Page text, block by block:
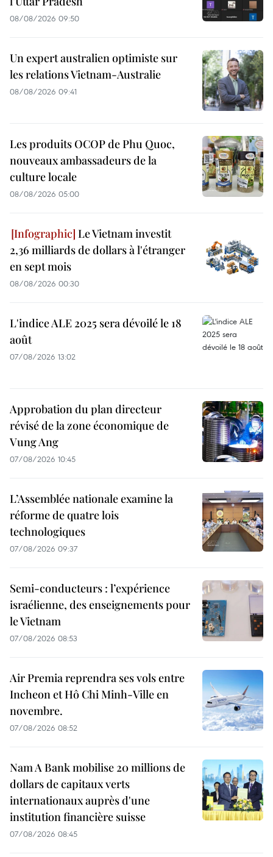
08/08/2026 09:50
Un expert australien optimiste sur
les relations Vietnam-Australie
08/08/2026 09:41
Les produits OCOP de Phu Quoc,
nouveaux ambassadeurs de la
culture locale
08/08/2026 05:00
Le Vietnam investit
2,36 milliards de dollars à l'étranger
en sept mois
08/08/2026 00:30
L'indice ALE 2025 sera dévoilé le 18
août
07/08/2026 13:02
Approbation du plan directeur
révisé de la zone économique de
Vung Ang
07/08/2026 10:45
L’Assemblée nationale examine la
réforme de quatre lois
technologiques
07/08/2026 09:37
Semi-conducteurs : l’expérience
israélienne, des enseignements pour
le Vietnam
07/08/2026 08:53
Air Premia reprendra ses vols entre
Incheon et Hô Chi Minh-Ville en
novembre.
07/08/2026 08:52
Nam A Bank mobilise 20 millions de
dollars de capitaux verts
internationaux auprès d'une
institution financière suisse
07/08/2026 08:45